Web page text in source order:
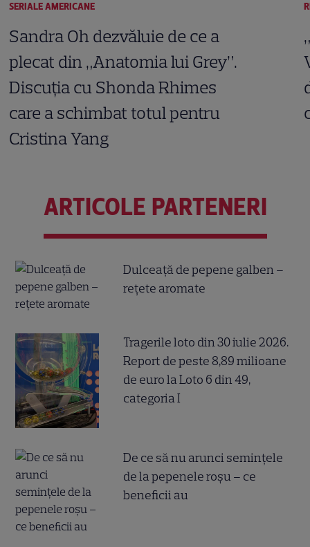
SERIALE AMERICANE
Sandra Oh dezvăluie de ce a
plecat din „Anatomia lui Grey”.
Discuția cu Shonda Rhimes
care a schimbat totul pentru
Cristina Yang
ARTICOLE PARTENERI
Dulceață de pepene galben –
rețete aromate
Tragerile loto din 30 iulie 2026.
Report de peste 8,89 milioane
de euro la Loto 6 din 49,
categoria I
De ce să nu arunci semințele
de la pepenele roșu – ce
beneficii au